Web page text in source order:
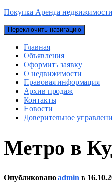
Покупка Аренда
Переключить навигацию
Главная
Объявления
Оформить заявку
О недвижимости
Правовая информация
Архив продаж
Контакты
Новости
Доверительное
Метро в
Опубликовано admin в